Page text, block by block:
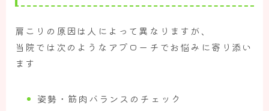
肩こりの原因は人によって異なりますが、
当院では次のようなアプローチでお悩みに寄り添い
ます
姿勢・筋肉バランスのチェック